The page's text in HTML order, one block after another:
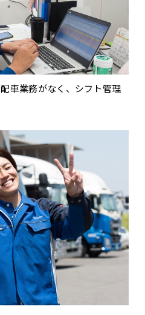
車業務がなく、シフト管理